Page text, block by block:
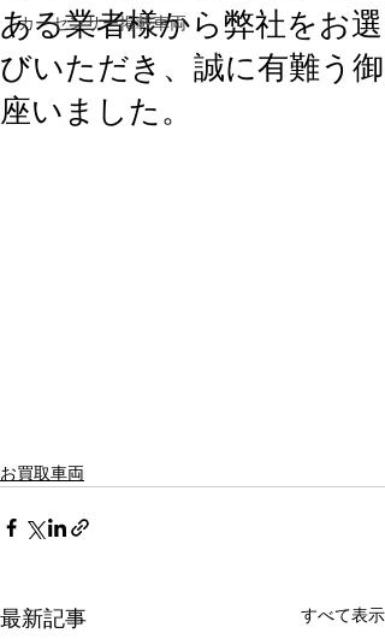
カーセンサー掲載車両
ある業者様から弊社をお選
びいただき、誠に有難う御
座いました。
お買取車両
最新記事 すべて表示